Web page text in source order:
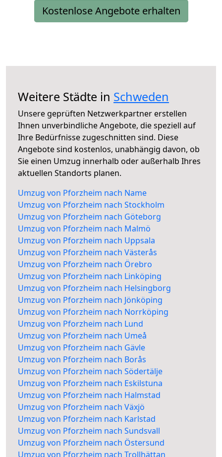
Kostenlose Angebote erhalten
Weitere Städte in Schweden
Unsere geprüften Netzwerkpartner erstellen
Ihnen unverbindliche Angebote, die speziell auf
Ihre Bedürfnisse zugeschnitten sind. Diese
Angebote sind kostenlos, unabhängig davon, ob
Sie einen Umzug innerhalb oder außerhalb Ihres
aktuellen Standorts planen.
Umzug von Pforzheim nach Name
Umzug von Pforzheim nach Stockholm
Umzug von Pforzheim nach Göteborg
Umzug von Pforzheim nach Malmö
Umzug von Pforzheim nach Uppsala
Umzug von Pforzheim nach Västerås
Umzug von Pforzheim nach Örebro
Umzug von Pforzheim nach Linköping
Umzug von Pforzheim nach Helsingborg
Umzug von Pforzheim nach Jönköping
Umzug von Pforzheim nach Norrköping
Umzug von Pforzheim nach Lund
Umzug von Pforzheim nach Umeå
Umzug von Pforzheim nach Gävle
Umzug von Pforzheim nach Borås
Umzug von Pforzheim nach Södertälje
Umzug von Pforzheim nach Eskilstuna
Umzug von Pforzheim nach Halmstad
Umzug von Pforzheim nach Växjö
Umzug von Pforzheim nach Karlstad
Umzug von Pforzheim nach Sundsvall
Umzug von Pforzheim nach Östersund
Umzug von Pforzheim nach Trollhättan